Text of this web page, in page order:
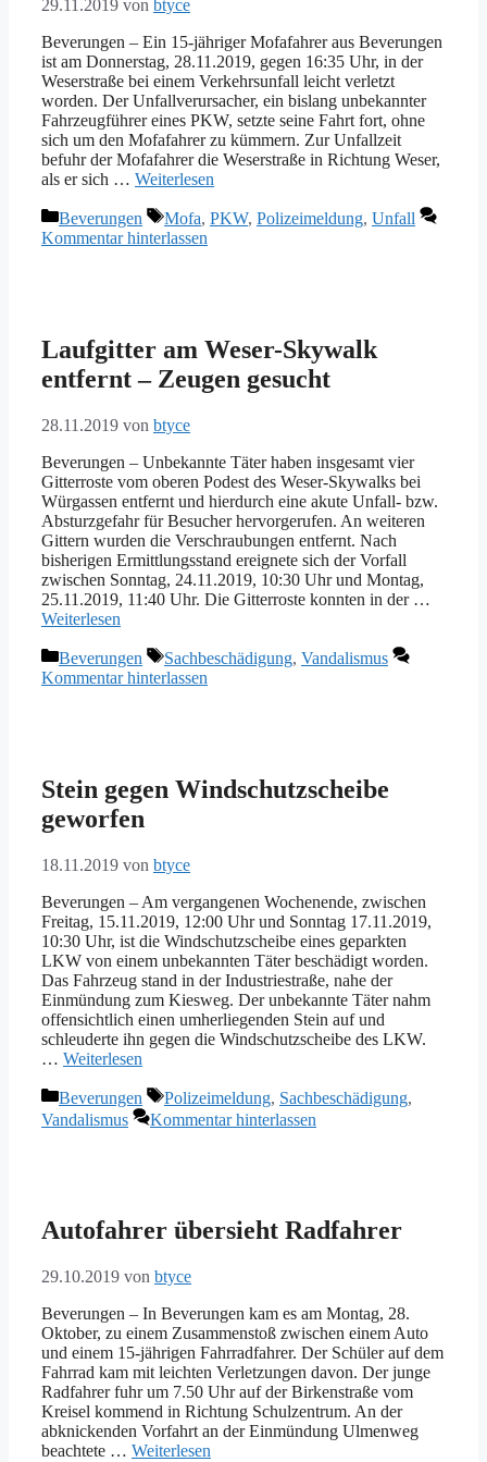
29.11.2019 von btyce
Beverungen – Ein 15-jähriger Mofafahrer aus Beverungen
ist am Donnerstag, 28.11.2019, gegen 16:35 Uhr, in der
Weserstraße bei einem Verkehrsunfall leicht verletzt
worden. Der Unfallverursacher, ein bislang unbekannter
Fahrzeugführer eines PKW, setzte seine Fahrt fort, ohne
sich um den Mofafahrer zu kümmern. Zur Unfallzeit
befuhr der Mofafahrer die Weserstraße in Richtung Weser,
als er sich … Weiterlesen
Kategorien
Beverungen Schlagwörter
Mofa, PKW, Polizeimeldung, Unfall
Kommentar hinterlassen
Laufgitter am Weser-Skywalk
entfernt – Zeugen gesucht
28.11.2019 von btyce
Beverungen – Unbekannte Täter haben insgesamt vier
Gitterroste vom oberen Podest des Weser-Skywalks bei
Würgassen entfernt und hierdurch eine akute Unfall- bzw.
Absturzgefahr für Besucher hervorgerufen. An weiteren
Gittern wurden die Verschraubungen entfernt. Nach
bisherigen Ermittlungsstand ereignete sich der Vorfall
zwischen Sonntag, 24.11.2019, 10:30 Uhr und Montag,
25.11.2019, 11:40 Uhr. Die Gitterroste konnten in der …
Weiterlesen
Kategorien
Beverungen Schlagwörter
Sachbeschädigung, Vandalismus
Kommentar hinterlassen
Stein gegen Windschutzscheibe
geworfen
18.11.2019 von btyce
Beverungen – Am vergangenen Wochenende, zwischen
Freitag, 15.11.2019, 12:00 Uhr und Sonntag 17.11.2019,
10:30 Uhr, ist die Windschutzscheibe eines geparkten
LKW von einem unbekannten Täter beschädigt worden.
Das Fahrzeug stand in der Industriestraße, nahe der
Einmündung zum Kiesweg. Der unbekannte Täter nahm
offensichtlich einen umherliegenden Stein auf und
schleuderte ihn gegen die Windschutzscheibe des LKW.
… Weiterlesen
Kategorien
Beverungen Schlagwörter
Polizeimeldung, Sachbeschädigung,
Vandalismus
Kommentar hinterlassen
Autofahrer übersieht Radfahrer
29.10.2019 von btyce
Beverungen – In Beverungen kam es am Montag, 28.
Oktober, zu einem Zusammenstoß zwischen einem Auto
und einem 15-jährigen Fahrradfahrer. Der Schüler auf dem
Fahrrad kam mit leichten Verletzungen davon. Der junge
Radfahrer fuhr um 7.50 Uhr auf der Birkenstraße vom
Kreisel kommend in Richtung Schulzentrum. An der
abknickenden Vorfahrt an der Einmündung Ulmenweg
beachtete … Weiterlesen